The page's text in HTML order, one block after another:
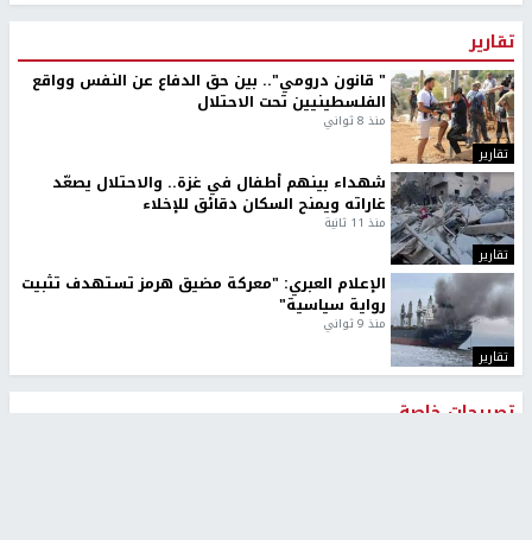
تقارير
تقارير
" قانون درومي".. بين حق الدفاع عن النفس وواقع
الفلسطينيين تحت الاحتلال
منذ 8 ثواني
تقارير
شهداء بينهم أطفال في غزة.. والاحتلال يصعّد
غاراته ويمنح السكان دقائق للإخلاء
منذ 11 ثانية
تقارير
الإعلام العبري: "معركة مضيق هرمز تستهدف تثبيت
رواية سياسية"
منذ 9 ثواني
تصريحات خاصة